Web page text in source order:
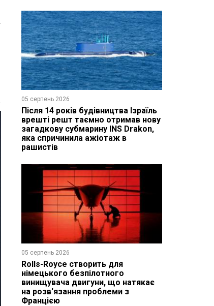
05 серпень 2026
Після 14 років будівництва Ізраїль
врешті решт таємно отримав нову
загадкову субмарину INS Drakon,
яка спричинила ажіотаж в
рашистів
05 серпень 2026
Rolls-Royce створить для
німецького безпілотного
винищувача двигуни, що натякає
на розв'язання проблеми з
Францією